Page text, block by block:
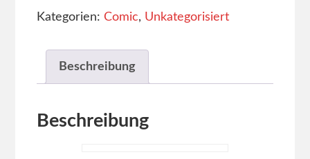
Kategorien: Comic, Unkategorisiert
Beschreibung
Beschreibung